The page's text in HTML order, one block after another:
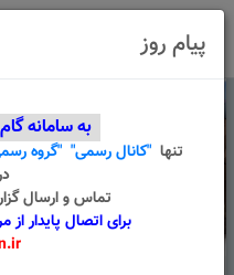
پیام روز
به سامانه
تنها "کانال رسمی" "گروه
تماس و ارسال گزارشات:
برای اتصال پایدار از